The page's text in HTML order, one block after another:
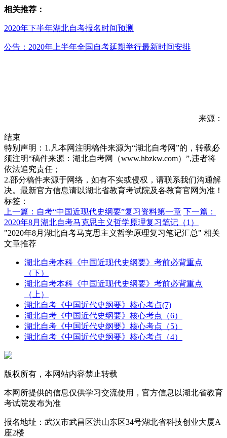
相关推荐：
2020年下半年湖北自考报名时间预测
公告：2020年上半年全国自考延期举行最新时间安排
来源：
结束
特别声明：1.凡本网注明稿件来源为“湖北自考网”的，转载必
须注明“稿件来源：湖北自考网（www.hbzkw.com）”,违者将
依法追究责任；
2.部分稿件来源于网络，如有不实或侵权，请联系我们沟通解
决。最新官方信息请以湖北省教育考试院及各教育官网为准！
标签：
上一篇：自考“中国近现代史纲要”复习资料第一章 下一篇：
2020年8月湖北自考马克思主义哲学原理复习笔记（1）
"2020年8月湖北自考马克思主义哲学原理复习笔记汇总" 相关
文章推荐
湖北自考本科《中国近现代史纲要》考前必背重点
（下）
湖北自考本科《中国近现代史纲要》考前必背重点
（上）
湖北自考《中国近代史纲要》核心考点(7)
湖北自考《中国近代史纲要》核心考点（6）
湖北自考《中国近代史纲要》核心考点（5）
湖北自考《中国近代史纲要》核心考点（4）
版权所有，本网站内容禁止转载
本网所提供的信息仅供学习交流使用，官方信息以湖北省教育
考试院发布为准
报名地址：武汉市武昌区洪山东区34号湖北省科技创业大厦A
座2楼